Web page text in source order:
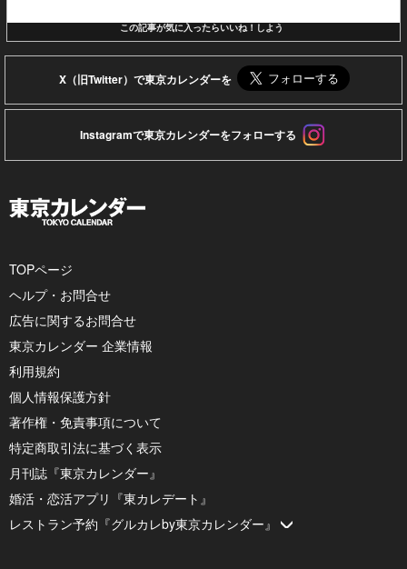
この記事が気に入ったらいいね！しよう
X（旧Twitter）で東京カレンダーを
Instagramで東京カレンダーをフォローする
TOPページ
ヘルプ・お問合せ
広告に関するお問合せ
東京カレンダー 企業情報
利用規約
個人情報保護方針
著作権・免責事項について
特定商取引法に基づく表示
月刊誌『東京カレンダー』
婚活・恋活アプリ『東カレデート』
レストラン予約『グルカレby東京カレンダー』